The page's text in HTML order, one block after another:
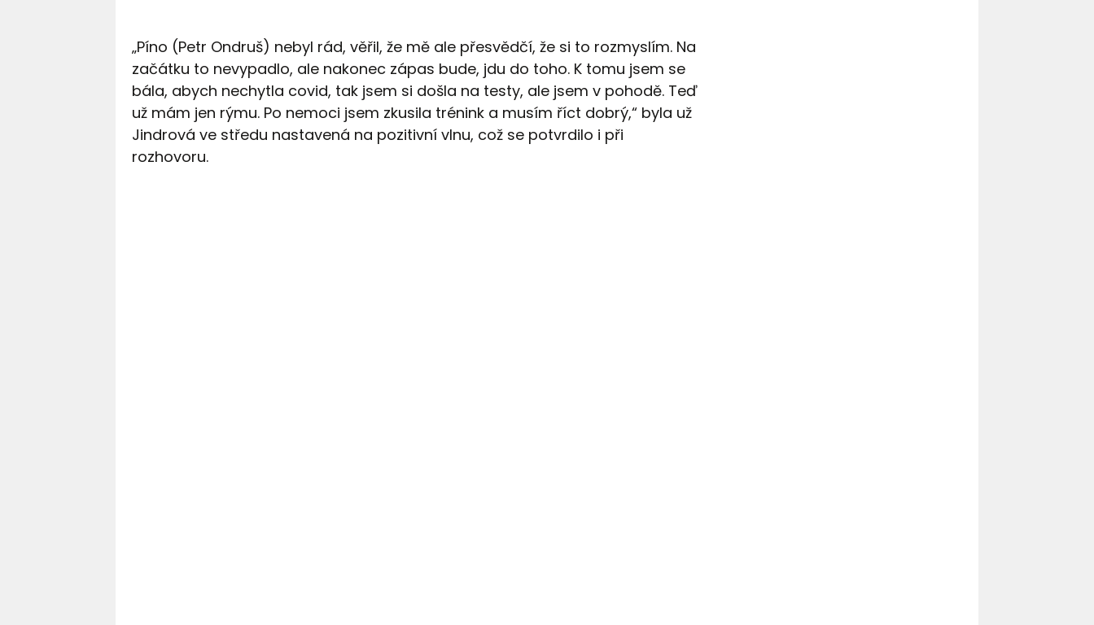
„Píno (Petr Ondruš) nebyl rád, věřil, že mě ale přesvědčí, že si to rozmyslím. Na
začátku to nevypadlo, ale nakonec zápas bude, jdu do toho. K tomu jsem se
bála, abych nechytla covid, tak jsem si došla na testy, ale jsem v pohodě. Teď
už mám jen rýmu. Po nemoci jsem zkusila trénink a musím říct dobrý,“ byla už
Jindrová ve středu nastavená na pozitivní vlnu, což se potvrdilo i při
rozhovoru.